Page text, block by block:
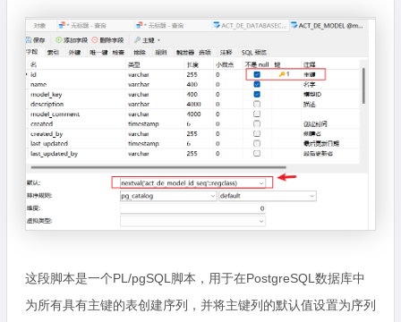
这段脚本是一个PL/pgSQL脚本，用于在PostgreSQL数据库中
为所有具有主键的表创建序列，并将主键列的默认值设置为序列